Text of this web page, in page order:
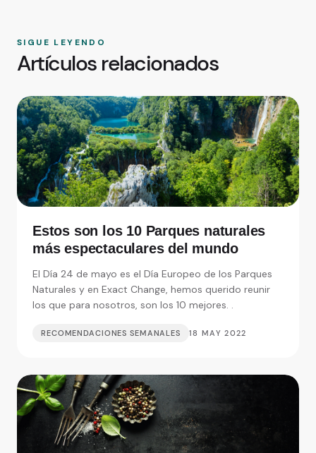
SIGUE LEYENDO
Artículos relacionados
Estos son los 10 Parques naturales
más espectaculares del mundo
El Día 24 de mayo es el Día Europeo de los Parques
Naturales y en Exact Change, hemos querido reunir
los que para nosotros, son los 10 mejores. .
RECOMENDACIONES SEMANALES 18 MAY 2022